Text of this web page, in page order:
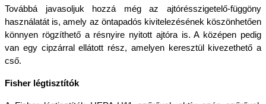
Továbbá javasoljuk hozzá még az ajtórésszigetelő-függöny
használatát is, amely az öntapadós kivitelezésének köszönhetően
könnyen rögzíthető a résnyire nyitott ajtóra is. A középen pedig
van egy cipzárral ellátott rész, amelyen keresztül kivezethető a
cső.
Fisher légtisztítók